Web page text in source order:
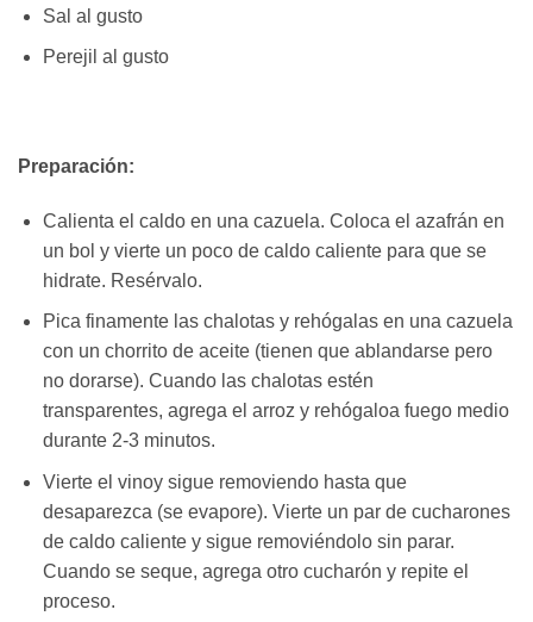
Sal al gusto
Perejil al gusto
Preparación:
Calienta el caldo en una cazuela. Coloca el azafrán en
un bol y vierte un poco de caldo caliente para que se
hidrate. Resérvalo.
Pica finamente las chalotas y rehógalas en una cazuela
con un chorrito de aceite (tienen que ablandarse pero
no dorarse). Cuando las chalotas estén
transparentes, agrega el arroz y rehógaloa fuego medio
durante 2-3 minutos.
Vierte el vinoy sigue removiendo hasta que
desaparezca (se evapore). Vierte un par de cucharones
de caldo caliente y sigue removiéndolo sin parar.
Cuando se seque, agrega otro cucharón y repite el
proceso.